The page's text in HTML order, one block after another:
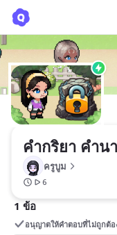
คำกริยา คำน
ครูบูม
6
1 ข้อ
อนุญาตให้คำตอบที่ไม่ถูกต้อ